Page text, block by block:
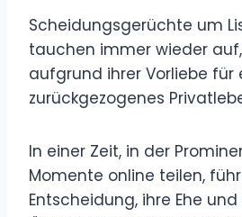
Scheidungsgerüchte um
tauchen immer wieder
aufgrund ihrer Vorliebe für
zurückgezogenes
In einer Zeit, in der
Momente online teilen,
Entscheidung, ihre Ehe